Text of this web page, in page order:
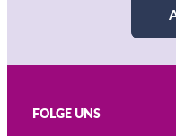
FOLGE UNS